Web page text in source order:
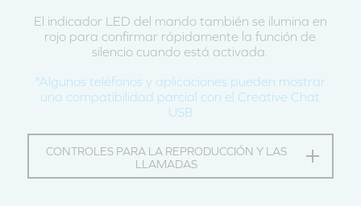
El indicador LED del mando también se ilumina en
rojo para confirmar rápidamente la función de
silencio cuando está activada.
*Algunos teléfonos y aplicaciones pueden mostrar
una compatibilidad parcial con el Creative Chat
USB
CONTROLES PARA LA REPRODUCCIÓN Y LAS
LLAMADAS